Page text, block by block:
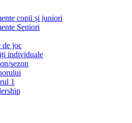
copii și juniori
Seniori
de joc
individuale
sezon
1